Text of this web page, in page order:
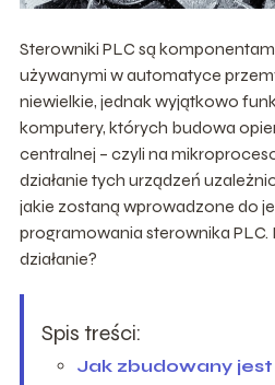
Sterowniki PLC są
używanymi w automatyce
niewielkie, jednak wyjątkowo
komputery, których budowa
centralnej – czyli na
działanie tych urządzeń
jakie zostaną wprowadzone do
programowania sterownika PLC.
działanie?
Spis treści:
Jak zbudowany